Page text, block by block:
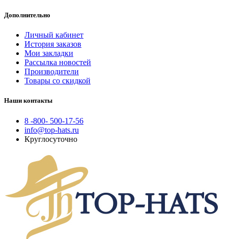
Дополнительно
Личный кабинет
История заказов
Мои закладки
Рассылка новостей
Производители
Товары со скидкой
Наши контакты
8 -800- 500-17-56
info@top-hats.ru
Круглосуточно